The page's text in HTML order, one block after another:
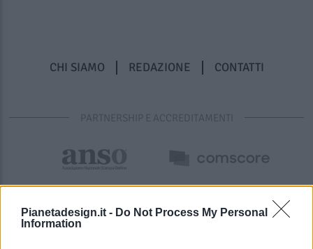
Pianetadesign.it - Do Not Process My Personal
Information
CHI SIAMO REDAZIONE CONTATTI
PARTNERSHIP E ACCREDITAMENTI